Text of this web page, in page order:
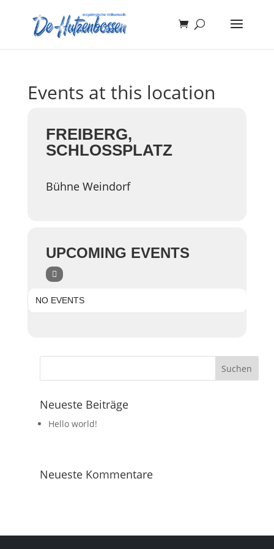
Events at this location
FREIBERG,
SCHLOSSPLATZ
Bühne Weindorf
UPCOMING EVENTS
NO EVENTS
Neueste Beiträge
Hello world!
Neueste Kommentare